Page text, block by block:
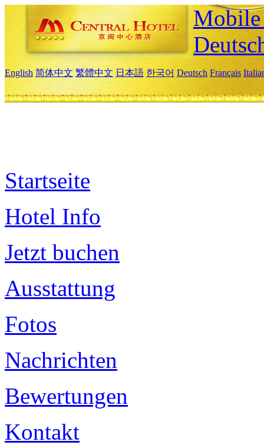
English 简体中文 繁體中文 日本語 한국어 Deutsch Français
Startseite
Hotel Info
Jetzt buchen
Ausstattung
Fotos
Nachrichten
Bewertungen
Kontakt